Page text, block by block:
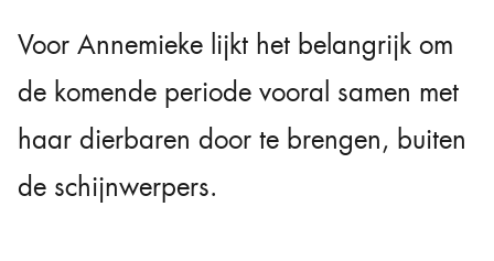
Voor Annemieke lijkt het belangrijk om
de komende periode vooral samen met
haar dierbaren door te brengen, buiten
de schijnwerpers.